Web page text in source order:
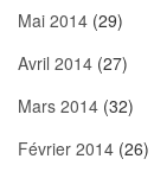
Mai 2014 (29)
Avril 2014 (27)
Mars 2014 (32)
Février 2014 (26)